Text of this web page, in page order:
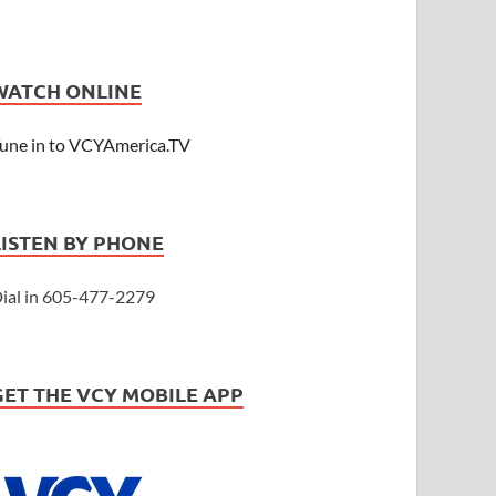
ONLINE
in to VCYAmerica.TV
BY PHONE
in 605-477-2279
THE VCY MOBILE APP